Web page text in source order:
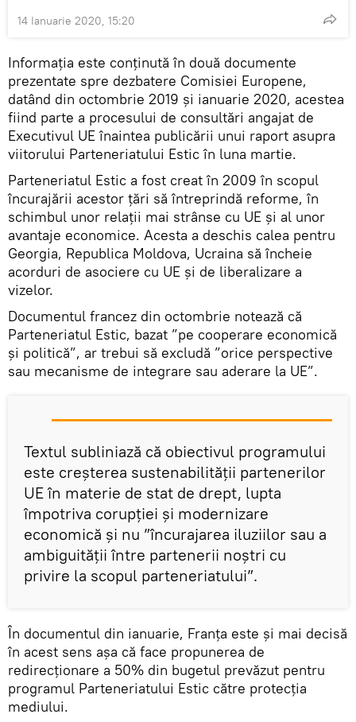
14 Ianuarie 2020, 15:20
Informația este conținută în două documente
prezentate spre dezbatere Comisiei Europene,
datând din octombrie 2019 şi ianuarie 2020, acestea
fiind parte a procesului de consultări angajat de
Executivul UE înaintea publicării unui raport asupra
viitorului Parteneriatului Estic în luna martie.
Parteneriatul Estic a fost creat în 2009 în scopul
încurajării acestor ţări să întreprindă reforme, în
schimbul unor relaţii mai strânse cu UE şi al unor
avantaje economice. Acesta a deschis calea pentru
Georgia, Republica Moldova, Ucraina să încheie
acorduri de asociere cu UE şi de liberalizare a
vizelor.
Documentul francez din octombrie notează că
Parteneriatul Estic, bazat ”pe cooperare economică
şi politică”, ar trebui să excludă ”orice perspective
sau mecanisme de integrare sau aderare la UE”.
Textul subliniază că obiectivul programului
este creşterea sustenabilităţii partenerilor
UE în materie de stat de drept, lupta
împotriva corupţiei şi modernizare
economică şi nu ”încurajarea iluziilor sau a
ambiguităţii între partenerii noştri cu
privire la scopul parteneriatului”.
În documentul din ianuarie, Franţa este și mai decisă
în acest sens așa că face propunerea de
redirecţionare a 50% din bugetul prevăzut pentru
programul Parteneriatului Estic către protecţia
mediului.